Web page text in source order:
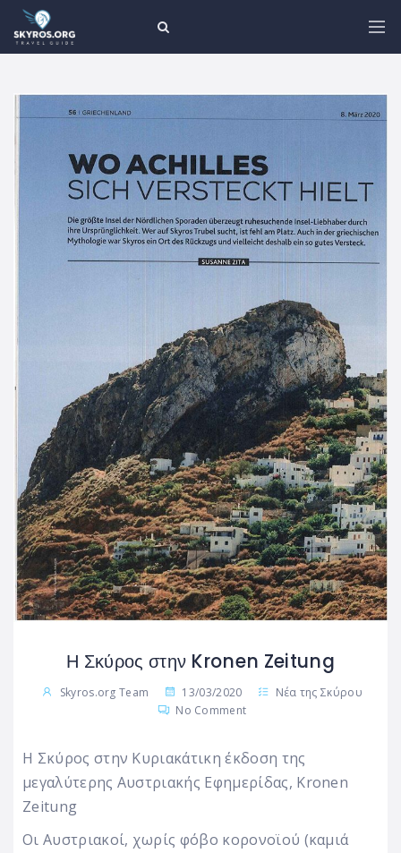
Η Σκύρος στην Kronen Zeitung
Skyros.org Team 13/03/2020
Νέα της Σκύρου
No Comment
Η Σκύρος στην Κυριακάτικη έκδοση της
μεγαλύτερης Αυστριακής Εφημερίδας, Kronen
Zeitung
Οι Αυστριακοί, χωρίς φόβο κορονοϊού (καμιά